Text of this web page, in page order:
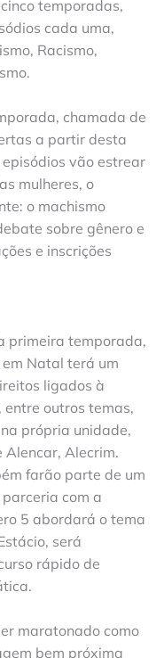
temporadas,
cada uma,
Racismo,
chamada de
a partir desta
vão estrear
mulheres, o
o machismo
sobre gênero e
e inscrições
primeira temporada,
Natal terá um
ligados à
outros temas,
própria unidade,
Alecrim.
farão parte de um
com a
5 abordará o tema
será
rápido de
maratonado como
bem próxima